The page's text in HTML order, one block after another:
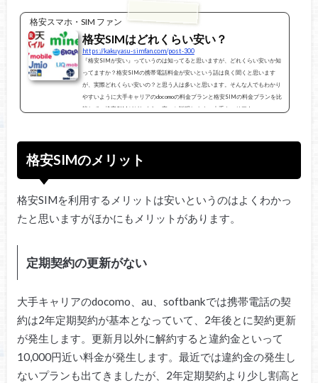
格安スマホ・SIM ファン
格安SIMはどれくらい安い？
https://kakuyasu-simfan.com/post-300
『格安SIMが安い』っていうのは知ってると思いますが、どれくらい安いか知
ってますか？格安SIMの携帯電話料金が安いという話は良く聞くと思います
が、実際どれくらい安いの？と思う人は多いと思います。そんな人でもわかり
やすいように大手キャリアのdocomoの料金プランと格安SIMの料金プランを比
較して、格安SIMがどれくらい安いか説明します。大手キャリアdocomo、au、s
格安SIMのメリット
格安SIMを利用するメリットは安いというのはよくわかっ
たと思いますがほかにもメリットがあります。
定期契約の更新がない
大手キャリアのdocomo、au、softbankでは携帯電話の契
約は2年定期契約が基本となっていて、2年後とに契約更新
が発生します。更新月以外に解約すると違約金といって
10,000円近い料金が発生します。最近では違約金の発生し
ないプランも出てきましたが、2年定期契約より少し割高と